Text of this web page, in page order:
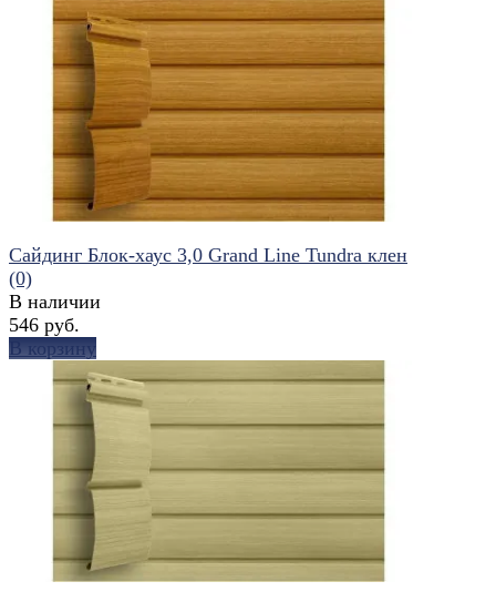
избранное сравнить
сравнить
Сайдинг Блок-хаус 3,0 Grand Line Tundra клен
(0)
В наличии
546 руб.
В корзину